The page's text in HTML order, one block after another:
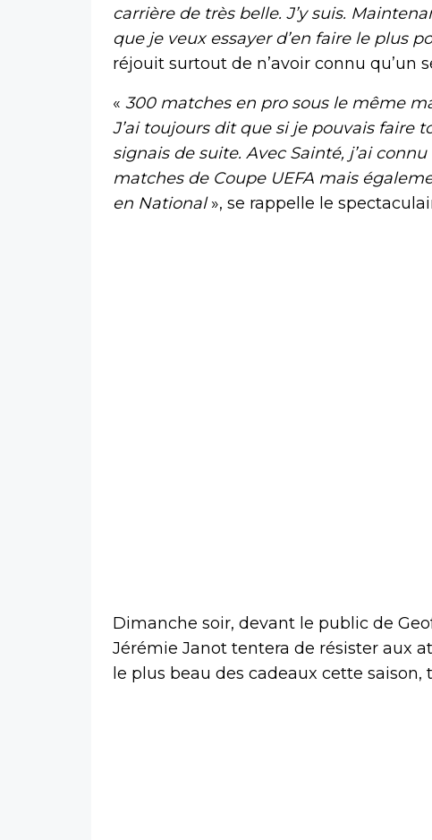
carrière de très belle. J’y suis.
que je veux essayer d’en faire le plus
réjouit surtout de n’avoir connu qu’un
« 300 matches en pro sous le même
J’ai toujours dit que si je pouvais faire
signais de suite. Avec Sainté, j’ai
matches de Coupe UEFA mais
en National», se rappelle le
Dimanche soir, devant le public de
Jérémie Janot tentera de résister aux
le plus beau des cadeaux cette saison,